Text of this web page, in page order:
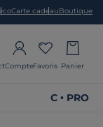
Carte cadeauBoutique
CompteFavoris Panier
C • PRO